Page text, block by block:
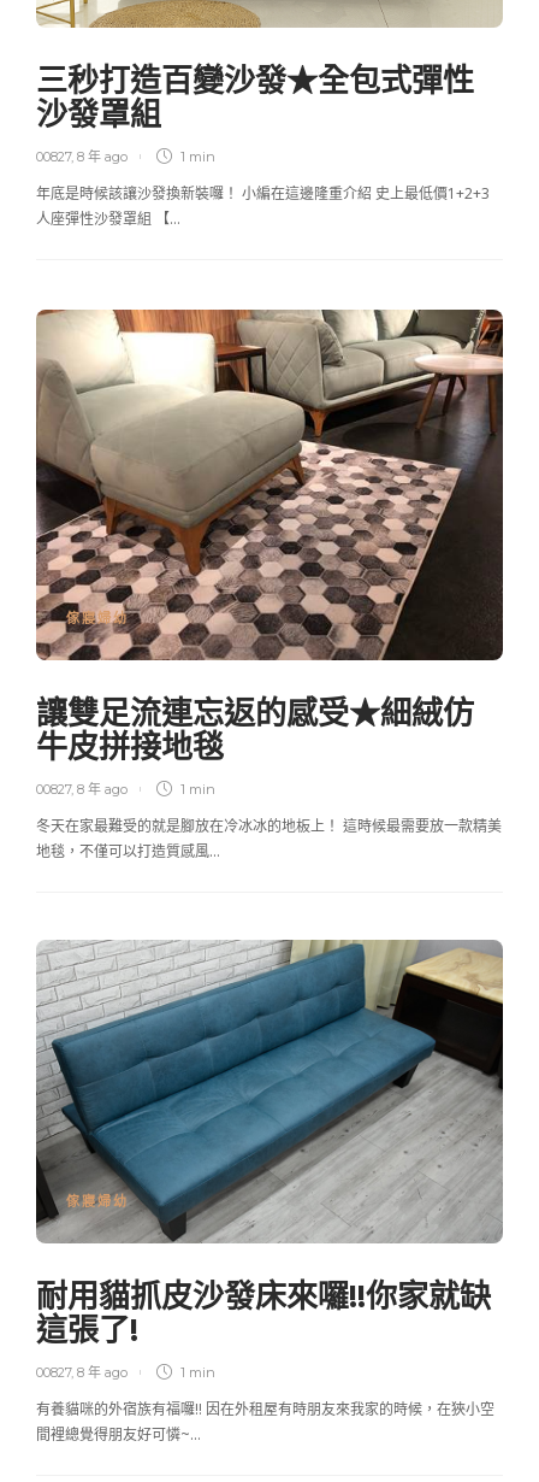
三秒打造百變沙發★全包式彈性
沙發罩組
00827, 8 年 ago 1 min
年底是時候該讓沙發換新裝囉！ 小編在這邊隆重介紹 史上最低價1+2+3
人座彈性沙發罩組 【…
傢寢婦幼
讓雙足流連忘返的感受★細絨仿
牛皮拼接地毯
00827, 8 年 ago 1 min
冬天在家最難受的就是腳放在冷冰冰的地板上！ 這時候最需要放一款精美
地毯，不僅可以打造質感風…
傢寢婦幼
耐用貓抓皮沙發床來囉!!你家就缺
這張了!
00827, 8 年 ago 1 min
有養貓咪的外宿族有福囉!! 因在外租屋有時朋友來我家的時候，在狹小空
間裡總覺得朋友好可憐~…